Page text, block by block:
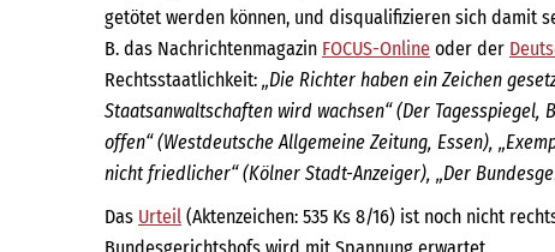
getötet werden können, und disqualifizieren sich damit
B. das Nachrichtenmagazin FOCUS-Online oder der
Rechtsstaatlichkeit: „Die Richter haben ein Zeichen
Staatsanwaltschaften wird wachsen“ (Der Tagesspiegel,
offen“(Westdeutsche Allgemeine Zeitung, Essen),
nicht friedlicher“ (Kölner Stadt-Anzeiger), „Der
Das Urteil (Aktenzeichen: 535 Ks 8/16) ist noch nicht